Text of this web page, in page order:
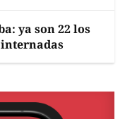
ya son 22 los